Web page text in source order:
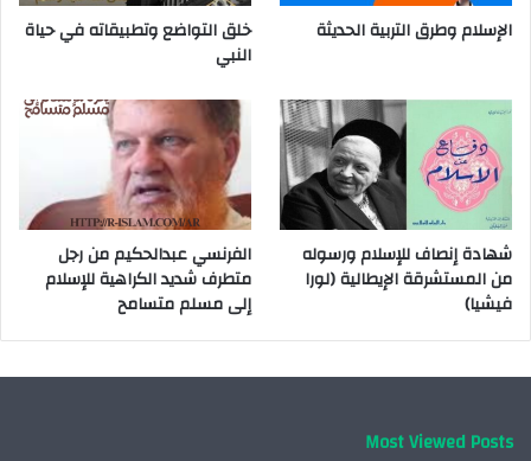
الإسلام وطرق التربية الحديثة
خلق التواضع وتطبيقاته في حياة
النبي
شهادة إنصاف للإسلام ورسوله
من المستشرقة الإيطالية (لورا
فيشيا)
الفرنسي عبدالحكيم من رجل
متطرف شديد الكراهية للإسلام
إلى مسلم متسامح
Most Viewed Posts